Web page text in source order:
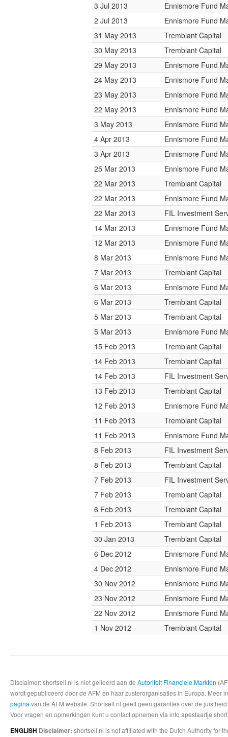
3 Jul 2013
Ennismore Fund
2 Jul 2013
Ennismore Fund
31 May 2013
Tremblant Capital
30 May 2013
Tremblant Capital
29 May 2013
Ennismore Fund
24 May 2013
Ennismore Fund
23 May 2013
Ennismore Fund
22 May 2013
Ennismore Fund
3 May 2013
Ennismore Fund
4 Apr 2013
Ennismore Fund
3 Apr 2013
Ennismore Fund
25 Mar 2013
Ennismore Fund
22 Mar 2013
Tremblant Capital
22 Mar 2013
Ennismore Fund
22 Mar 2013
FIL Investment
14 Mar 2013
Ennismore Fund
12 Mar 2013
Ennismore Fund
8 Mar 2013
Ennismore Fund
7 Mar 2013
Tremblant Capital
6 Mar 2013
Ennismore Fund
6 Mar 2013
Tremblant Capital
5 Mar 2013
Tremblant Capital
5 Mar 2013
Ennismore Fund
15 Feb 2013
Tremblant Capital
14 Feb 2013
Tremblant Capital
14 Feb 2013
FIL Investment
13 Feb 2013
Tremblant Capital
12 Feb 2013
Ennismore Fund
11 Feb 2013
Tremblant Capital
11 Feb 2013
Ennismore Fund
8 Feb 2013
FIL Investment
8 Feb 2013
Tremblant Capital
7 Feb 2013
FIL Investment
7 Feb 2013
Tremblant Capital
6 Feb 2013
Tremblant Capital
1 Feb 2013
Tremblant Capital
30 Jan 2013
Tremblant Capital
6 Dec 2012
Ennismore Fund
4 Dec 2012
Ennismore Fund
30 Nov 2012
Ennismore Fund
23 Nov 2012
Ennismore Fund
22 Nov 2012
Ennismore Fund
1 Nov 2012
Tremblant Capital
Disclaimer: shortsell.nl is niet gelieerd aan de Autoriteit Financiele Markten
wordt gepubliceerd door de AFM en haar zusterorganisaties in Europa.
pagina van de AFM website. Shortsell.nl geeft geen garanties over de
Voor vragen en opmerkingen kunt u contact opnemen via info apestaartje
ENGLISH Disclaimer: shortsell.nl is not affiliated with the Dutch Authority for